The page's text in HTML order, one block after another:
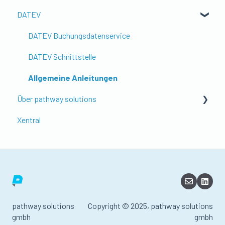
Shopify Setup mit pathway
Anleitungen
Support
Ebay
Kaufland
Otto
TikTok Shop
Allgemein
Shopify Payments
PayPal
Klarna
Stripe Payments
Mollie
UNZER
DATEV
DATEV Buchungsdatenservice
DATEV Schnittstelle
Allgemeine Anleitungen
Über pathway solutions
Allgemeines
Features & Zusatzoptionen
Xentral
pathway solutions
gmbh
Copyright © 2025, pathway solutions
gmbh